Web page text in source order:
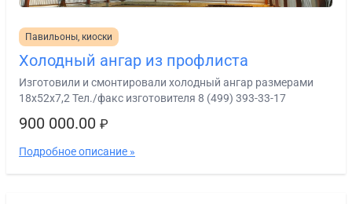
Павильоны, киоски
Холодный ангар из профлиста
Изготовили и смонтировали холодный ангар размерами
18х52х7,2 Тел./факс изготовителя 8 (499) 393-33-17
900 000.00 ₽
Подробное описание »